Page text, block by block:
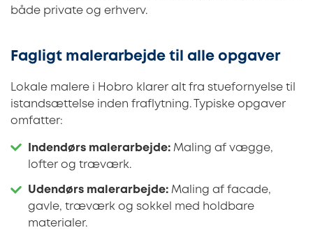
både private og erhverv.
Fagligt malerarbejde til alle opgaver
Lokale malere i Hobro klarer alt fra stuefornyelse til
istandsættelse inden fraflytning. Typiske opgaver
omfatter:
Indendørs malerarbejde: Maling af vægge,
lofter og træværk.
Udendørs malerarbejde: Maling af facade,
gavle, træværk og sokkel med holdbare
materialer.